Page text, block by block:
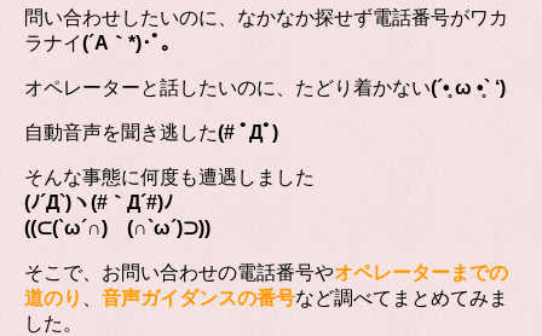
問い合わせしたいのに、なかなか探せず電話番号がワカ
ラナイ(´A｀*)･ﾟ｡
オペレーターと話したいのに、たどり着かない(´•̥ ω •̥` ‘)
自動音声を聞き逃した(# ﾟДﾟ)
そんな事態に何度も遭遇しました
(ﾉ´Д`)ヽ(#｀Д´#)ﾉ
((⊂(`ω´∩) (∩`ω´)⊃))
そこで、お問い合わせの電話番号やオペレーターまでの
道のり
音声ガイダンスの番号など調べてまとめてみま
した。